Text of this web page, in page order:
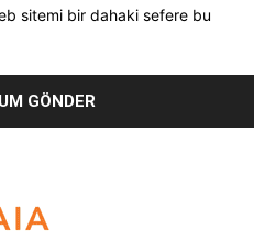
sitemi bir dahaki sefere bu